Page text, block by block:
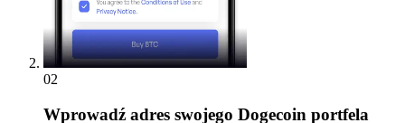
02
Wprowadź adres swojego Dogecoin portfela